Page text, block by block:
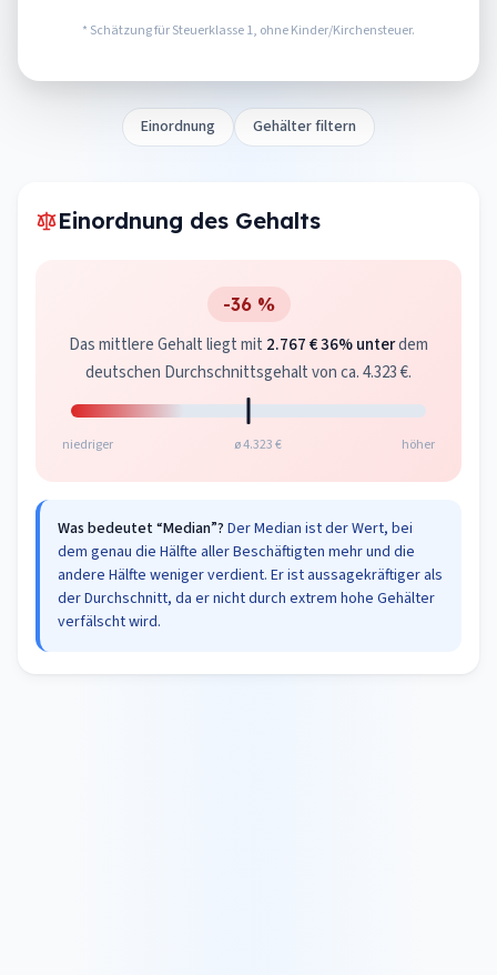
* Schätzung für Steuerklasse 1, ohne Kinder/Kirchensteuer.
Einordnung Gehälter filtern
Einordnung des Gehalts
-36 %
Das mittlere Gehalt liegt mit 2.767 €36% unterdem
deutschen Durchschnittsgehalt von ca. 4.323 €.
niedriger ø 4.323 € höher
Was bedeutet “Median”? Der Median ist der Wert, bei
dem genau die Hälfte aller Beschäftigten mehr und die
andere Hälfte weniger verdient. Er ist aussagekräftiger als
der Durchschnitt, da er nicht durch extrem hohe Gehälter
verfälscht wird.